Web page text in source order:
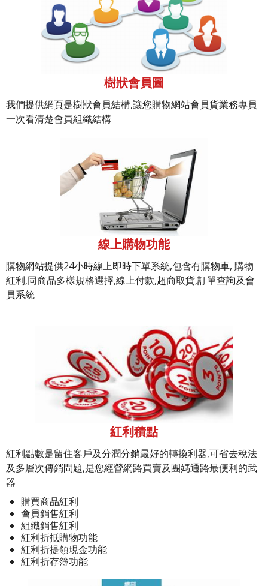
樹狀會員圖
我們提供網頁是樹狀會員結構,讓您購物網站會員貨業務專員
一次看清楚會員組織結構
線上購物功能
購物網站提供24小時線上即時下單系統,包含有購物車, 購物
紅利,同商品多樣規格選擇,線上付款,超商取貨,訂單查詢及會
員系統
紅利積點
紅利點數是留住客戶及分潤分銷最好的轉換利器,可省去稅法
及多層次傳銷問題,是您經營網路買賣及團媽通路最便利的武
器
購買商品紅利
會員銷售紅利
組織銷售紅利
紅利折抵購物功能
紅利折提領現金功能
紅利折存簿功能